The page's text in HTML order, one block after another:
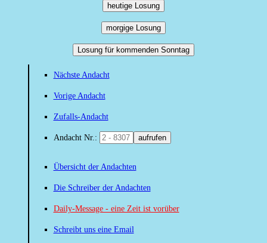
heutige Losung
morgige Losung
Losung für kommenden Sonntag
Nächste Andacht
Vorige Andacht
Zufalls-Andacht
Andacht Nr.: aufrufen
Übersicht der Andachten
Die Schreiber der Andachten
Daily-Message - eine Zeit ist vorüber
Schreibt uns eine Email